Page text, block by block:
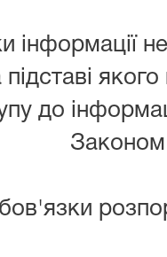
інформації
до